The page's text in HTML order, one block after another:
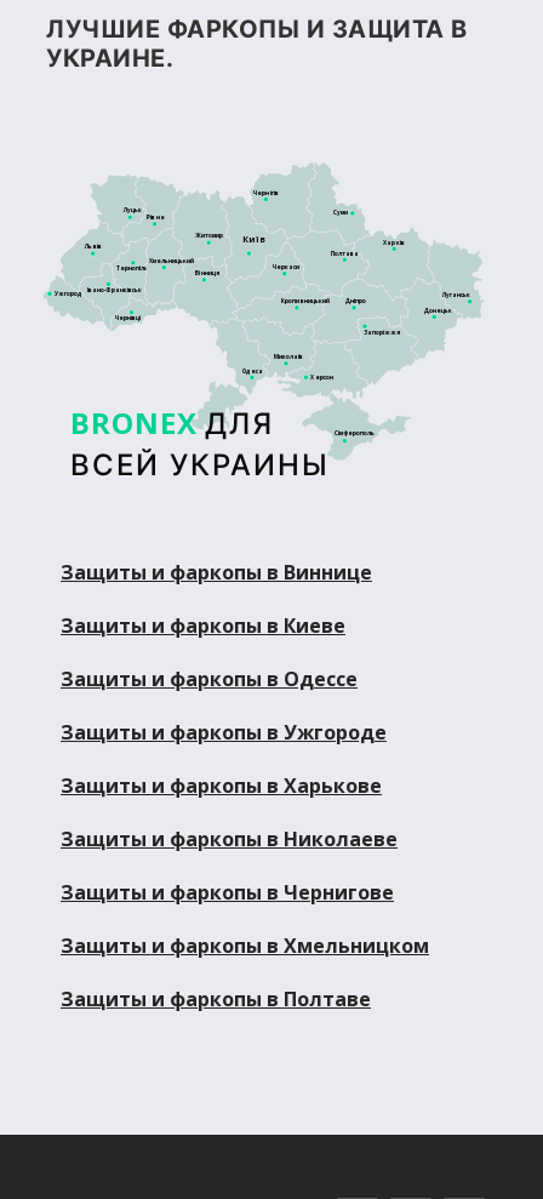
ЛУЧШИЕ ФАРКОПЫ И ЗАЩИТА В
УКРАИНЕ.
BRONEX ДЛЯ
ВСЕЙ УКРАИНЫ
Сімферополь
Луцьк
Київ
Житомир
Тернопіль
Рівне
Львів
Дніпро
Кропивницький
Харків
Полтава
Черкаси
Суми
Чернігів
Запоріжжя
Херсон
Донецьк
Луганськ
Ужгород
Чернівці
Вінниця
Хмельницький
Івано-Франківськ
Миколаїв
Одеса
Защиты и фаркопы в Виннице
Защиты и фаркопы в Киеве
Защиты и фаркопы в Одессе
Защиты и фаркопы в Ужгороде
Защиты и фаркопы в Харькове
Защиты и фаркопы в Николаеве
Защиты и фаркопы в Чернигове
Защиты и фаркопы в Хмельницком
Защиты и фаркопы в Полтаве